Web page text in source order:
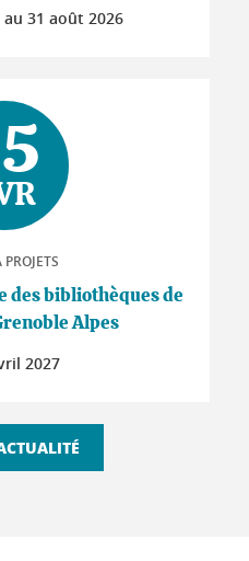
au 31 août 2026
des bibliothèques de
Alpes
2027